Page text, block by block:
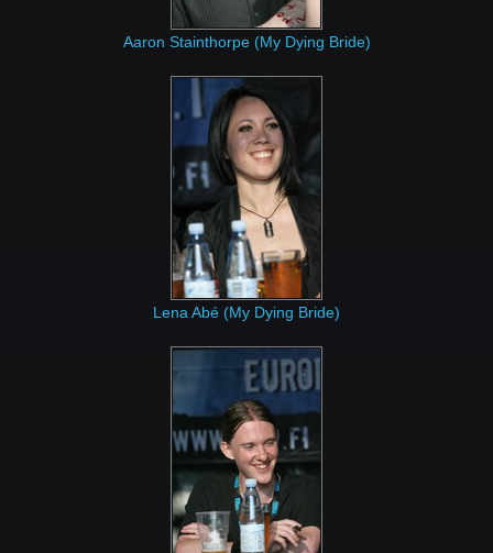
Aaron Stainthorpe (My Dying Bride)
Lena Abé (My Dying Bride)